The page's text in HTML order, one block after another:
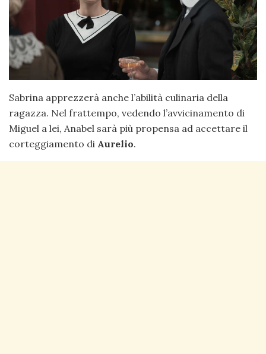
Sabrina apprezzerà anche l’abilità culinaria della
ragazza. Nel frattempo, vedendo l’avvicinamento di
Miguel a lei, Anabel sarà più propensa ad accettare il
corteggiamento di Aurelio.